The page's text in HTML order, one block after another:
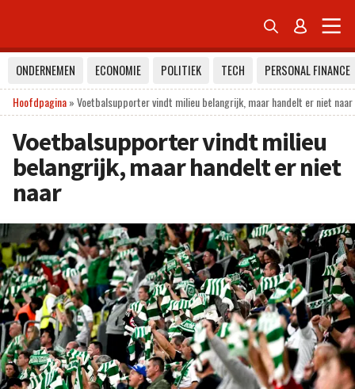
 
ONDERNEMEN ECONOMIE POLITIEK TECH
PERSONAL FINANCE
Hoofdpagina»Voetbalsupporter vindt milieu belangrijk, maar handelt er niet naar
Voetbalsupporter vindt milieu
belangrijk, maar handelt er niet
naar